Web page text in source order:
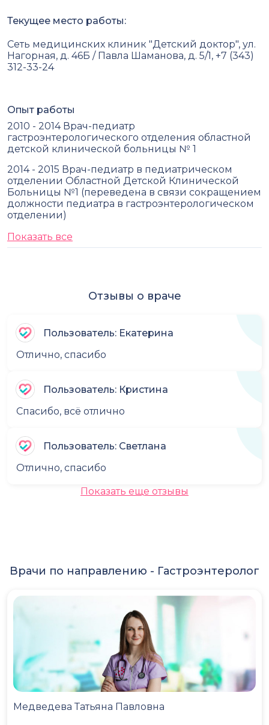
Текущее место работы:
Сеть медицинских клиник "Детский доктор", ул.
Нагорная, д. 46Б / Павла Шаманова, д. 5/1, +7 (343)
312-33-24
Опыт работы
2010 - 2014 Врач-педиатр
гастроэнтерологического отделения областной
детской клинической больницы № 1
2014 - 2015 Врач-педиатр в педиатрическом
отделении Областной Детской Клинической
Больницы №1 (переведена в связи сокращением
должности педиатра в гастроэнтерологическом
отделении)
Показать все
Отзывы о враче
Пользователь: Екатерина
Отлично, спасибо
Пользователь: Кристина
Спасибо, всё отлично
Пользователь: Светлана
Отлично, спасибо
Показать еще отзывы
Врачи по направлению - Гастроэнтеролог
Медведева Татьяна Павловна